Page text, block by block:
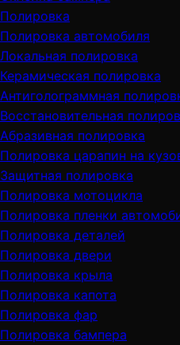
Полировка
Полировка автомобиля
Локальная полировка
Керамическая полировка
Антиголограммная
Восстановительная
Абразивная полировка
Полировка царапин на
Защитная полировка
Полировка мотоцикла
Полировка пленки
Полировка деталей
Полировка двери
Полировка крыла
Полировка капота
Полировка фар
Полировка бампера